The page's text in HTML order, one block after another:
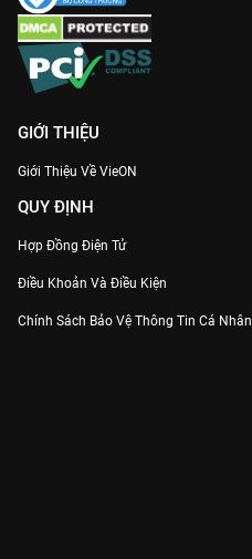
GIỚI THIỆU
Giới Thiệu Về VieON
QUY ĐỊNH
Hợp Đồng Điện Tử
Điều Khoản Và Điều Kiện
Chính Sách Bảo Vệ Thông Tin Cá Nhân